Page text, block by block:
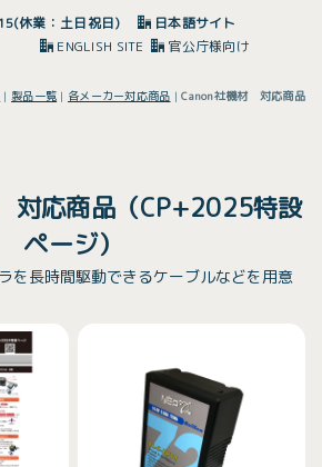
休業：土日祝日)
日本語サイト
ENGLISH SITE
官公庁様向け
|製品一覧 | 各メーカー対応商品 |Canon社機材 対応商品
応商品（CP+2025特設
ページ）
を長時間駆動できるケーブルなどを用意